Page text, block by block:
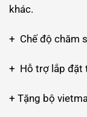
khác.
+ Chế độ chăm
+ Hỗ trợ lắp đặt
+ Tặng bộ